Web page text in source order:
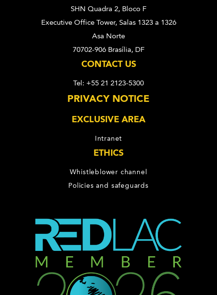
SHN Quadra 2, Bloco F
Executive Office Tower, Salas 1323 a 1326
Asa Norte
70702-906 Brasília, DF
CONTACT US
Tel: +55 21 2123-5300
PRIVACY NOTICE
EXCLUSIVE AREA
Intranet
ETHICS
Whistleblower channel
Policies and safeguards